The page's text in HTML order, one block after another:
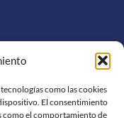
como las cookies
El consentimiento
como el comportamiento de